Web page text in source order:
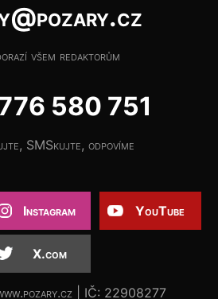
všem redaktorům
580 751
SMSkujte, odpovíme
Instagram YouTube
X.com
| IČ: 22908277